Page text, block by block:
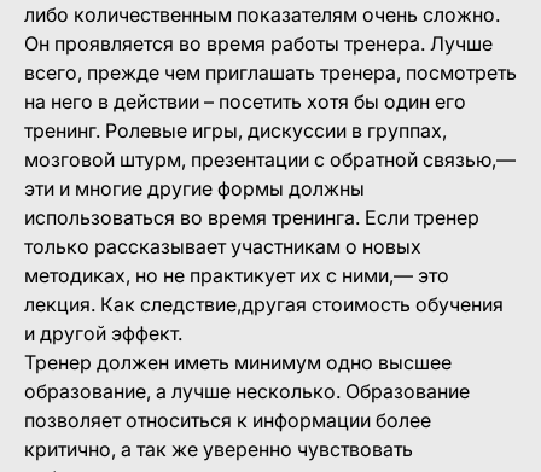
либо количественным показателям очень сложно.
Он проявляется во время работы тренера. Лучше
всего, прежде чем приглашать тренера, посмотреть
на него в действии – посетить хотя бы один его
тренинг. Ролевые игры, дискуссии в группах,
мозговой штурм, презентации с обратной связью,—
эти и многие другие формы должны
использоваться во время тренинга. Если тренер
только рассказывает участникам о новых
методиках, но не практикует их с ними,— это
лекция. Как следствие,другая стоимость обучения
и другой эффект.
Тренер должен иметь минимум одно высшее
образование, а лучше несколько. Образование
позволяет относиться к информации более
критично, а так же уверенно чувствовать